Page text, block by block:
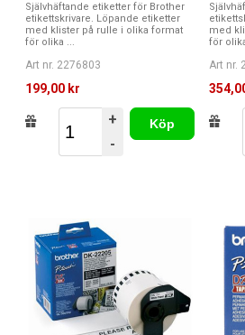
Självhäftande etiketter för Brother
etikettskrivare. Löpande etiketter
med klister på rulle i olika format
för olika ...
Art nr. 2276803
199,00 kr
+
-
Köp
med
för
Art nr.